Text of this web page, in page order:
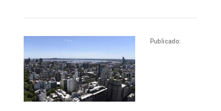
Publicado: